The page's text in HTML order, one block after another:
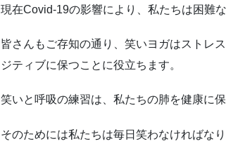
現在Covid-19の影響により、私たちは困難
皆さんもご存知の通り、笑いヨガはストレ
ジティブに保つことに役立ちます。
笑いと呼吸の練習は、私たちの肺を健康に
そのためには私たちは毎日笑わなければなり